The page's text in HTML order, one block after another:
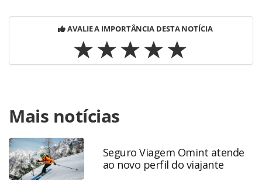
AVALIE A IMPORTÂNCIA DESTA NOTÍCIA
https://www.panrotas.com.br/viagens-
corporativas/eventos/2017/10/orlando-corporativo-
diversos-espacos-para-eventos-e-opcoes-de-
incentivo_150502.html ou as ferramentas oferecidas na
página. Todo o conteúdo produzido pela PANROTAS
Editora é protegido pela legislação brasileira sobre direito
Mais notícias
Seguro Viagem Omint atende
ao novo perfil do viajante